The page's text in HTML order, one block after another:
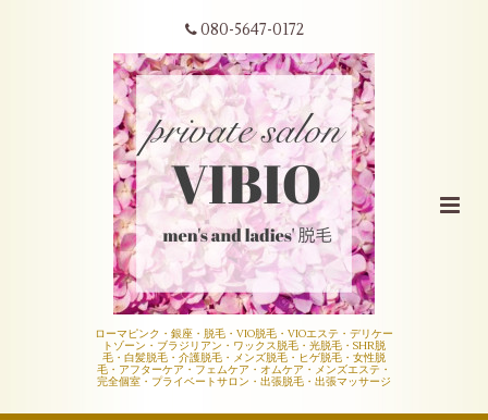
080-5647-0172
ローマピンク・銀座・脱毛・VIO脱毛・VIOエステ・デリケー
トゾーン・ブラジリアン・ワックス脱毛・光脱毛・SHR脱
毛・白髪脱毛・介護脱毛・メンズ脱毛・ヒゲ脱毛・女性脱
毛・アフターケア・フェムケア・オムケア・メンズエステ・
完全個室・プライベートサロン・出張脱毛・出張マッサージ